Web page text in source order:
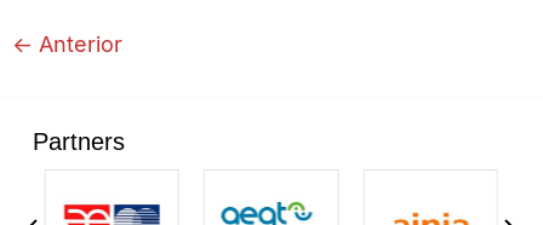
← Anterior
Partners